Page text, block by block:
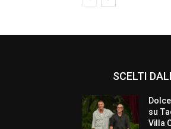
SCELTI
su
Villa